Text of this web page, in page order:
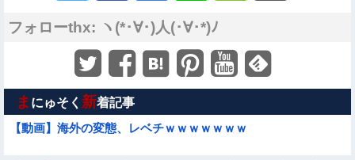
フォローthx: ヽ(*･∀･)人(･∀･*)ﾉ
ま にゅそく 新着記事
【動画】海外の変態、レベチｗｗｗｗｗｗｗ